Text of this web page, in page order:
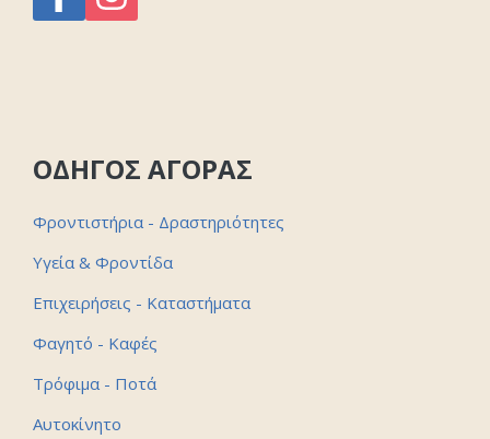
ΟΔΗΓΟΣ ΑΓΟΡΑΣ
Φροντιστήρια - Δραστηριότητες
Υγεία & Φροντίδα
Επιχειρήσεις - Καταστήματα
Φαγητό - Καφές
Τρόφιμα - Ποτά
Αυτοκίνητο